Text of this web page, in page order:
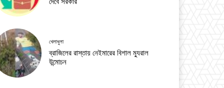
দেবে সরকার
খেলাধুলা
ব্রাজিলের রাস্তায় নেইমারের বিশাল ম্যুরাল
উন্মোচন